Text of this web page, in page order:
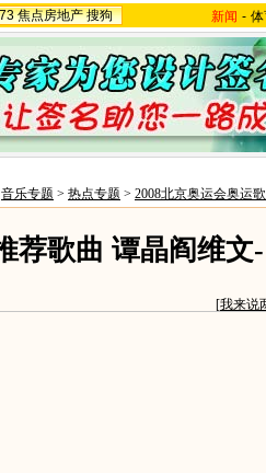
焦点房地产 搜狗 新闻 -
音乐专题 > 热点专题 > 2008北京奥运会奥运
荐歌曲 谭晶阎维文
[我来说